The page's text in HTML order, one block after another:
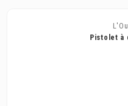
Pistolet à